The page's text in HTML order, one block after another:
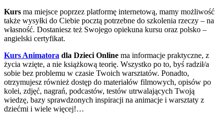
Kurs ma miejsce poprzez platformę internetową, mamy możliwość
także wysyłki do Ciebie pocztą potrzebne do szkolenia rzeczy – na
własność. Dostaniesz też Swojego opiekuna kursu oraz polsko –
angielski certyfikat.
Kurs Animatora dla Dzieci Online ma informacje praktyczne, z
życia wzięte, a nie książkową teorię. Wszystko po to, byś radził/a
sobie bez problemu w czasie Twoich warsztatów. Ponadto,
otrzymujesz również dostęp do materiałów filmowych, opisów po
kolei, zdjęć, nagrań, podcastów, testów utrwalających Twoją
wiedzę, bazy sprawdzonych inspiracji na animacje i warsztaty z
dziećmi i wiele więcej!…